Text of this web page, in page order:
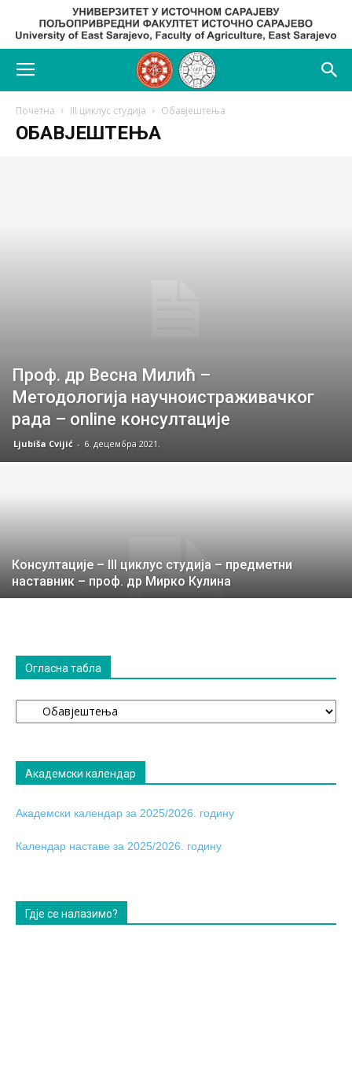
Почетна III циклус студија Обавјештења
ОБАВЈЕШТЕЊА
Проф. др Весна Милић –
Методологија научноистраживачког
рада – online консултације
Ljubiša Cvijić - 6. децембра 2021.
Консултације – III циклус студија – предметни
наставник – проф. др Мирко Кулина
Огласна табла
Огласна
табла
Академски календар
Академски календар за 2025/2026. годину
Календар наставе за 2025/2026. годину
Гдје се налазимо?